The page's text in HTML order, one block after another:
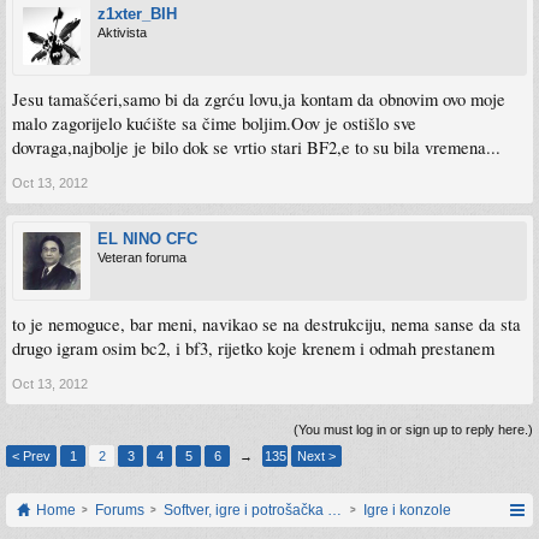
z1xter_BIH
Aktivista
Jesu tamašćeri,samo bi da zgrću lovu,ja kontam da obnovim ovo moje
malo zagorijelo kućište sa čime boljim.Oov je ostišlo sve
dovraga,najbolje je bilo dok se vrtio stari BF2,e to su bila vremena...
Oct 13, 2012
EL NINO CFC
Veteran foruma
to je nemoguce, bar meni, navikao se na destrukciju, nema sanse da sta
drugo igram osim bc2, i bf3, rijetko koje krenem i odmah prestanem
Oct 13, 2012
(You must log in or sign up to reply here.)
< Prev
1 2 3 4 5 6 → 135 Next >
Home Forums Softver, igre i potrošačka elektronikaIgre i konzole